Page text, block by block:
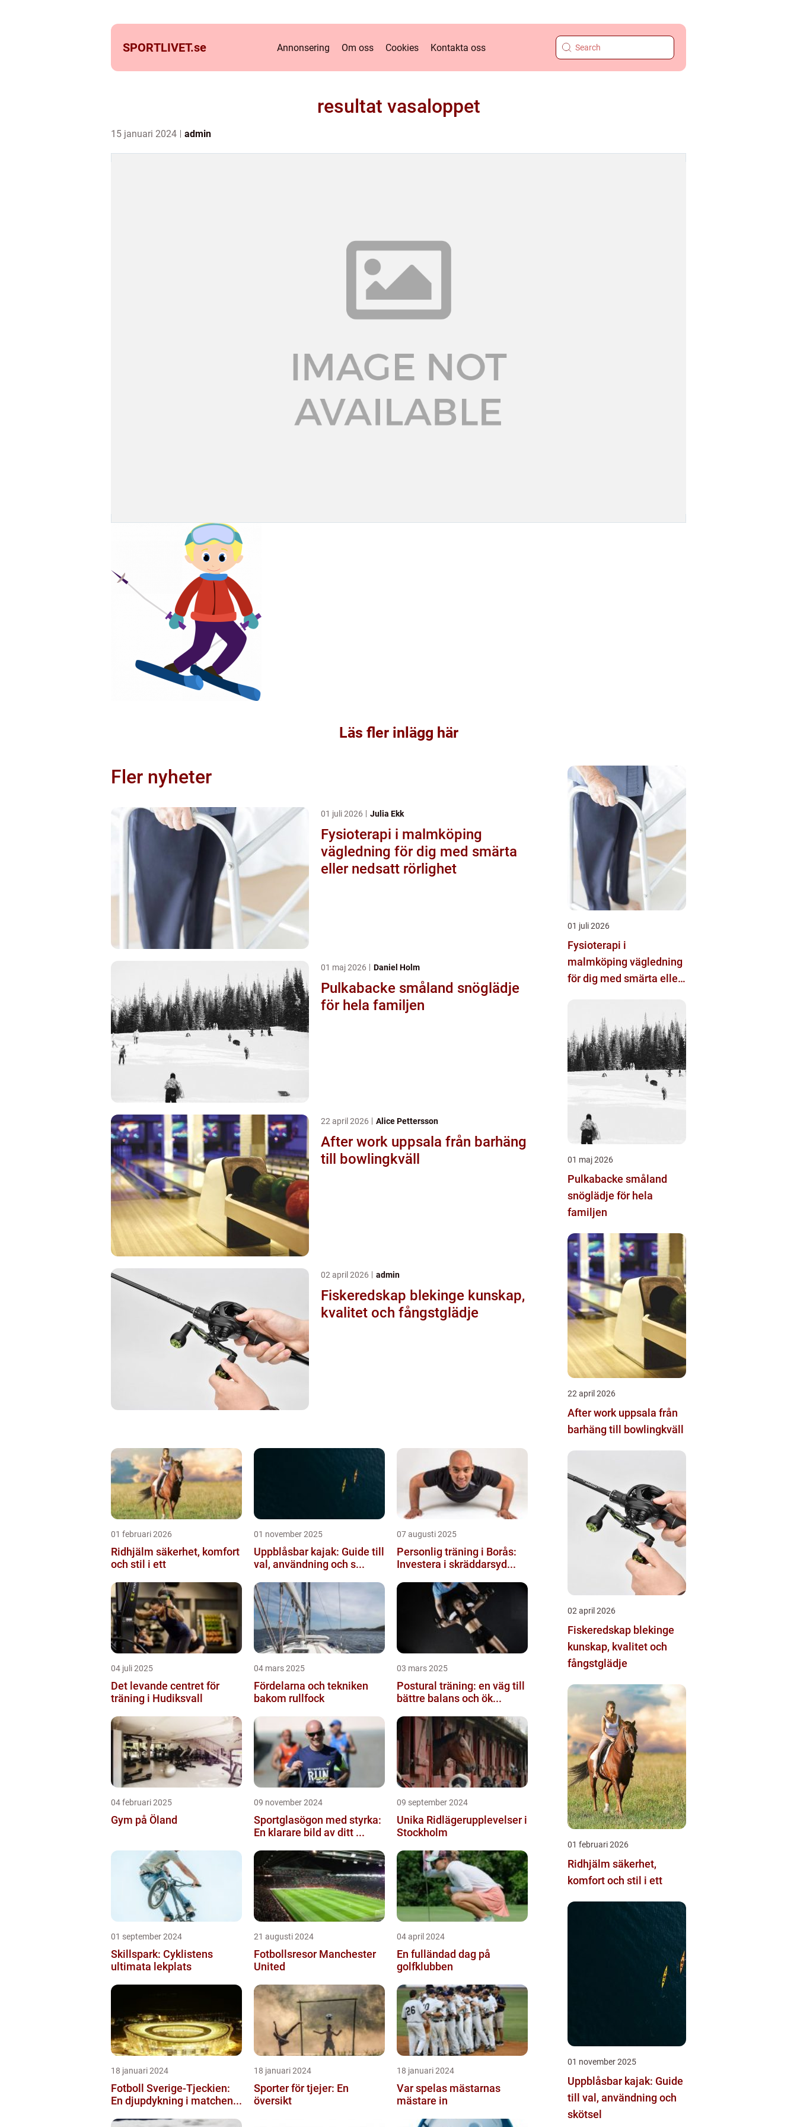
SPORTLIVET.se Annonsering Om oss Cookies Kontakta oss
resultat vasaloppet
15 januari 2024 admin
Läs fler inlägg här
Fler nyheter
01 juli 2026 Julia Ekk
Fysioterapi i malmköping
vägledning för dig med smärta
eller nedsatt rörlighet
01 maj 2026 Daniel Holm
Pulkabacke småland snöglädje
för hela familjen
22 april 2026 Alice Pettersson
After work uppsala från barhäng
till bowlingkväll
02 april 2026 admin
Fiskeredskap blekinge kunskap,
kvalitet och fångstglädje
01 februari 2026
Ridhjälm säkerhet, komfort
och stil i ett
01 november 2025
Uppblåsbar kajak: Guide till
val, användning och s...
07 augusti 2025
Personlig träning i Borås:
Investera i skräddarsyd...
04 juli 2025
Det levande centret för
träning i Hudiksvall
04 mars 2025
Fördelarna och tekniken
bakom rullfock
03 mars 2025
Postural träning: en väg till
bättre balans och ök...
04 februari 2025
Gym på Öland
09 november 2024
Sportglasögon med styrka:
En klarare bild av ditt ...
09 september 2024
Unika Ridlägerupplevelser i
Stockholm
01 september 2024
Skillspark: Cyklistens
ultimata lekplats
21 augusti 2024
Fotbollsresor Manchester
United
04 april 2024
En fulländad dag på
golfklubben
18 januari 2024
Fotboll Sverige-Tjeckien:
En djupdykning i matchen...
18 januari 2024
Sporter för tjejer: En
översikt
18 januari 2024
Var spelas mästarnas
mästare in
01 juli 2026
Fysioterapi i
malmköping vägledning
för dig med smärta eller
01 maj 2026
Pulkabacke småland
snöglädje för hela
familjen
22 april 2026
After work uppsala från
barhäng till bowlingkväll
02 april 2026
Fiskeredskap blekinge
kunskap, kvalitet och
fångstglädje
01 februari 2026
Ridhjälm säkerhet,
komfort och stil i ett
01 november 2025
Uppblåsbar kajak: Guide
till val, användning och
skötsel